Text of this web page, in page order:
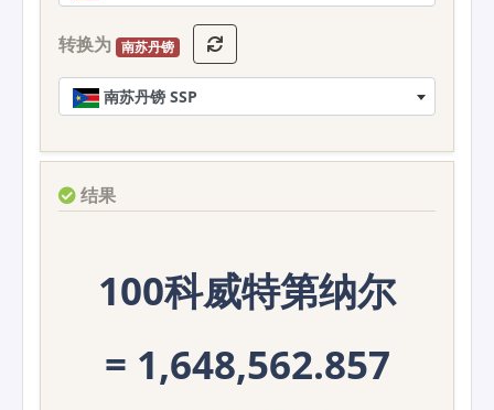
转换为 南苏丹镑
南苏丹镑 SSP
结果
100科威特第纳尔
= 1,648,562.857